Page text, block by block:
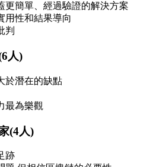
更簡單、經過驗證的解決方案
用性和結果導向
判
人)
於潛在的缺點
最為樂觀
(4人)
跡